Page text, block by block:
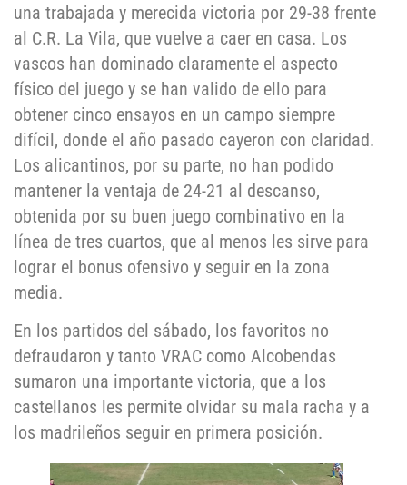
una trabajada y merecida victoria por 29-38 frente
al C.R. La Vila, que vuelve a caer en casa. Los
vascos han dominado claramente el aspecto
físico del juego y se han valido de ello para
obtener cinco ensayos en un campo siempre
difícil, donde el año pasado cayeron con claridad.
Los alicantinos, por su parte, no han podido
mantener la ventaja de 24-21 al descanso,
obtenida por su buen juego combinativo en la
línea de tres cuartos, que al menos les sirve para
lograr el bonus ofensivo y seguir en la zona
media.
En los partidos del sábado, los favoritos no
defraudaron y tanto VRAC como Alcobendas
sumaron una importante victoria, que a los
castellanos les permite olvidar su mala racha y a
los madrileños seguir en primera posición.